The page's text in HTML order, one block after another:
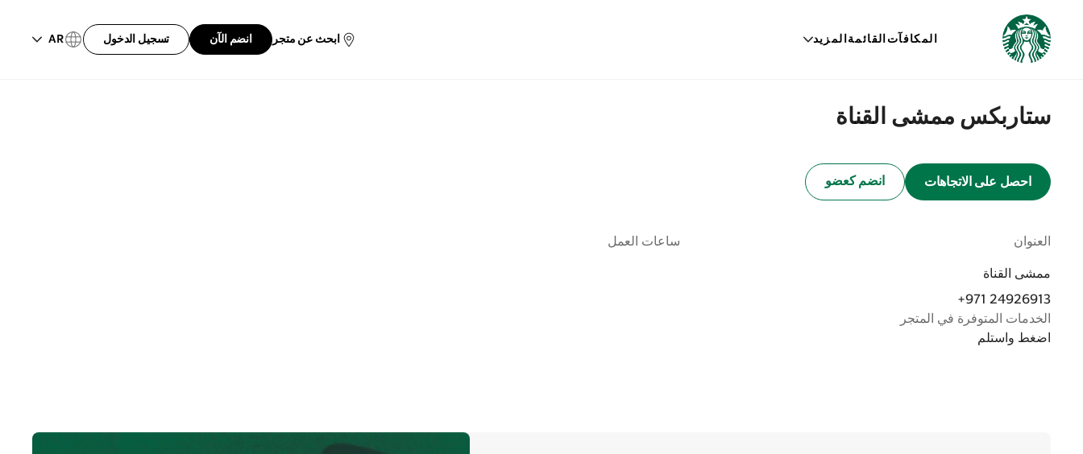
المكافآت القائمة المزيد ابحث عن متجر انضم الآن تسجيل الدخول AR
ستاربكس ممشى القناة
احصل على الاتجاهات انضم كعضو
العنوان
ممشى القناة
+971 24926913
الخدمات المتوفرة في المتجر
اضغط واستلم
ساعات العمل